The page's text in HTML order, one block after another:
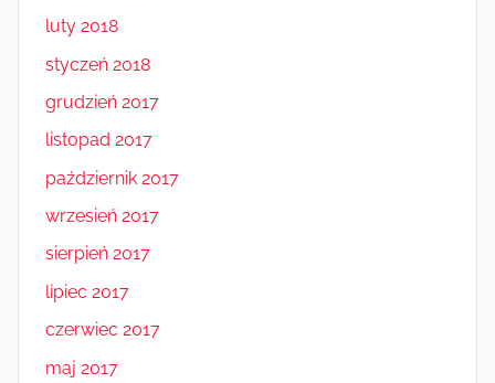
luty 2018
styczeń 2018
grudzień 2017
listopad 2017
październik 2017
wrzesień 2017
sierpień 2017
lipiec 2017
czerwiec 2017
maj 2017